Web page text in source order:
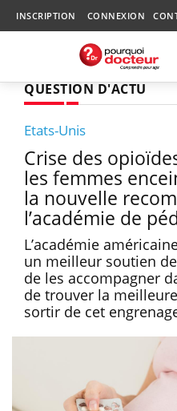
INSCRIPTION CONNEXION
QUESTION D'ACTU
Etats-Unis
Crise des
les femmes
la nouvelle
l’académie de
L’académie
un meilleur soutien
de les accompagner
de trouver la
sortir de cet